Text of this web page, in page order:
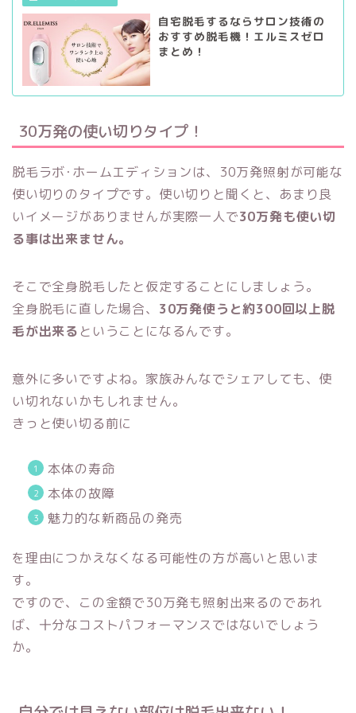
自宅脱毛するならサロン技術の
おすすめ脱毛機！エルミスゼロ
まとめ！
30万発の使い切りタイプ！
脱毛ラボ･ホームエディションは、30万発照射が可能な
使い切りのタイプです。使い切りと聞くと、あまり良
いイメージがありませんが実際一人で30万発も使い切
る事は出来ません。
そこで全身脱毛したと仮定することにしましょう。
全身脱毛に直した場合、 30万発使うと約300回以上脱
毛が出来る ということになるんです。
意外に多いですよね。家族みんなでシェアしても、使
い切れないかもしれません。
きっと使い切る前に
本体の寿命
本体の故障
魅力的な新商品の発売
を理由につかえなくなる可能性の方が高いと思いま
す。
ですので、この金額で30万発も照射出来るのであれ
ば、十分なコストパフォーマンスではないでしょう
か。